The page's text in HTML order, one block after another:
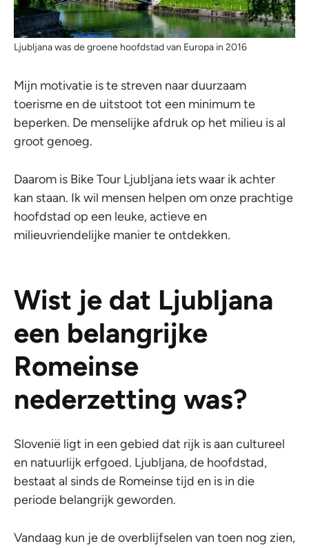
Ljubljana was de groene hoofdstad van Europa in 2016
Mijn motivatie is te streven naar duurzaam
toerisme en de uitstoot tot een minimum te
beperken. De menselijke afdruk op het milieu is al
groot genoeg.
Daarom is Bike Tour Ljubljana iets waar ik achter
kan staan. Ik wil mensen helpen om onze prachtige
hoofdstad op een leuke, actieve en
milieuvriendelijke manier te ontdekken.
Wist je dat Ljubljana
een belangrijke
Romeinse
nederzetting was?
Slovenië ligt in een gebied dat rijk is aan cultureel
en natuurlijk erfgoed. Ljubljana, de hoofdstad,
bestaat al sinds de Romeinse tijd en is in die
periode belangrijk geworden.
Vandaag kun je de overblijfselen van toen nog zien,